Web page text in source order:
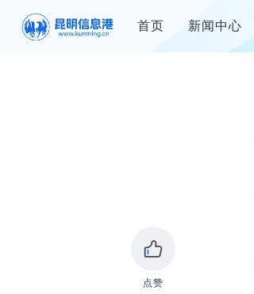
首页 新闻中心
点赞